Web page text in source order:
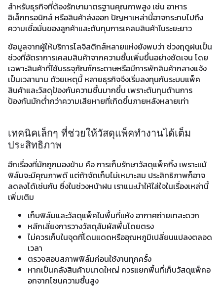
สำหรับธุรกิจที่ต้องรักษามาตรฐานคุณภาพสูง เช่น อาหาร
อิเล็กทรอนิกส์ หรือสินค้าส่งออก ปัญหาเหล่านี้อาจกระทบไปถึง
ความเชื่อมั่นของลูกค้าและต้นทุนการเคลมสินค้าในระยะยาว
ข้อมูลจากผู้ให้บริการโลจิสติกส์หลายแห่งยังพบว่า ช่วงฤดูฝนเป็น
ช่วงที่อัตราการเคลมสินค้าจากความชื้นเพิ่มขึ้นอย่างชัดเจน โดย
เฉพาะสินค้าที่ใช้บรรจุภัณฑ์กระดาษหรือมีการพักสินค้ากลางแจ้ง
เป็นเวลานาน ด้วยเหตุนี้ หลายธุรกิจจึงเริ่มลงทุนกับระบบแพ็ค
สินค้าและวัสดุป้องกันความชื้นมากขึ้น เพราะต้นทุนด้านการ
ป้องกันมักต่ำกว่าความเสียหายที่เกิดขึ้นภายหลังหลายเท่า
เทคนิคเล็กๆ ที่ช่วยให้วัสดุแพ็คทำงานได้เต็ม
ประสิทธิภาพ
อีกเรื่องที่มักถูกมองข้าม คือ การเก็บรักษาวัสดุแพ็คกิ้ง เพราะแม้
ฟิล์มจะมีคุณภาพดี แต่ถ้าจัดเก็บไม่เหมาะสม ประสิทธิภาพก็อาจ
ลดลงได้เช่นกัน ซึ่งในช่วงหน้าฝน เราแนะนำให้ใส่ใจในเรื่องเหล่านี้
เพิ่มเติม
เก็บฟิล์มและวัสดุแพ็คในพื้นที่แห้ง อากาศถ่ายเทสะดวก
หลีกเลี่ยงการวางวัสดุสัมผัสพื้นโดยตรง
ไม่ควรเก็บในจุดที่โดนแดดหรืออุณหภูมิเปลี่ยนแปลงตลอด
เวลา
ตรวจสอบสภาพฟิล์มก่อนใช้งานทุกครั้ง
หากเป็นคลังสินค้าขนาดใหญ่ ควรแยกพื้นที่เก็บวัสดุแพ็คอ
อกจากโซนความชื้นสูง